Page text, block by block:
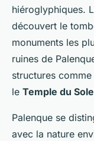
hiéroglyphiques.
découvert le
monuments les
ruines de
structures comme
le Temple du
Palenque se
avec la nature